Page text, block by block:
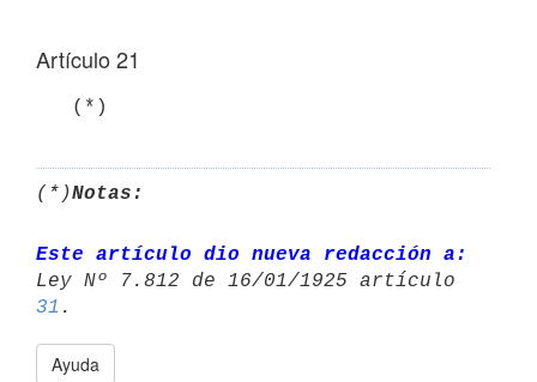
Artículo 21
(*)Notas:
Este artículo dio nueva redacción a:
Ley Nº 7.812 de 16/01/1925 artículo
31
Ayuda